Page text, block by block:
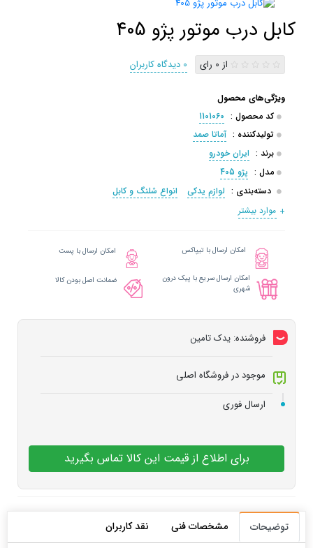
کابل درب موتور پژو 405
از 0 رای 0 دیدگاه کاربران
ویژگی‌های محصول
کد محصول : 1101060
تولیدکننده : آماتا صمد
برند : ایران خودرو
مدل : پژو 405
دسته‌بندی : لوازم یدکی
انواع شلنگ و کابل
موارد بیشتر
امکان ارسال با تیپاکس امکان ارسال با پست
امکان ارسال سریع با پیک درون
شهری
ضمانت اصل بودن کالا
فروشنده: یدک تامین
موجود در فروشگاه اصلی
ارسال فوری
برای اطلاع از قیمت این کالا تماس بگیرید
توضیحات مشخصات فنی نقد کاربران